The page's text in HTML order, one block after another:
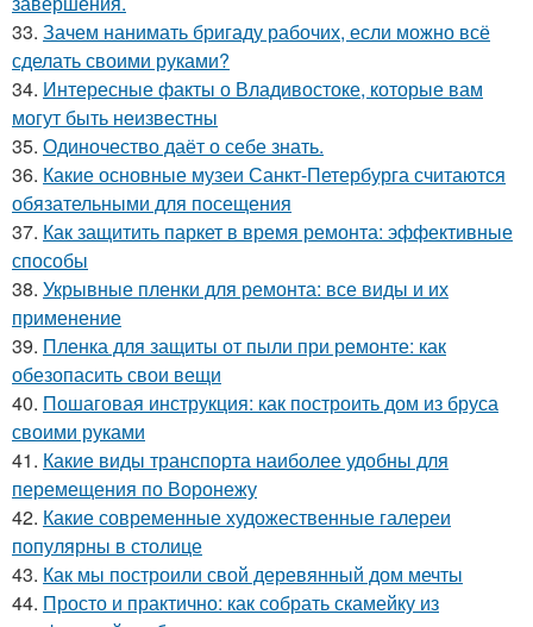
33. Зачем нанимать бригаду рабочих, если можно всё
сделать своими руками?
34. Интересные факты о Владивостоке, которые вам
могут быть неизвестны
35. Одиночество даёт о себе знать.
36. Какие основные музеи Санкт-Петербурга считаются
обязательными для посещения
37. Как защитить паркет в время ремонта: эффективные
способы
38. Укрывные пленки для ремонта: все виды и их
применение
39. Пленка для защиты от пыли при ремонте: как
обезопасить свои вещи
40. Пошаговая инструкция: как построить дом из бруса
своими руками
41. Какие виды транспорта наиболее удобны для
перемещения по Воронежу
42. Какие современные художественные галереи
популярны в столице
43. Как мы построили свой деревянный дом мечты
44. Просто и практично: как собрать скамейку из